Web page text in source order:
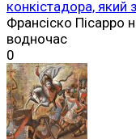
конкістадора, який
Франсіско Пісарро
водночас
0